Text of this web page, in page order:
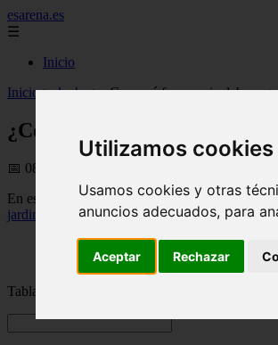
Utilizamos cookies
Usamos cookies y otras
anuncios adecuados, para
Aceptar Rechazar
esarena.es
☰
Inicio
Inicio > ducha >¿Con qué frecuencia debo
¿Con qué frecuencia debo
📅 08/08/2025
En este artículo te contaremos ¿cuántas veces
jardinería
pueden tener dudas acerca de la
Tabla de contenidos